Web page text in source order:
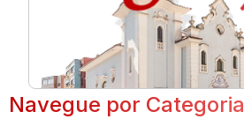
Navegue por Categoria